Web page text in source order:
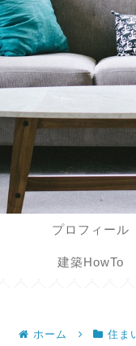
プロフィール
建築HowTo
ホーム 住ま